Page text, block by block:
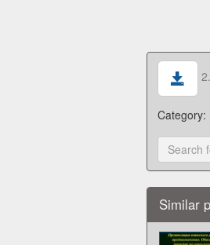
Category:
Similar